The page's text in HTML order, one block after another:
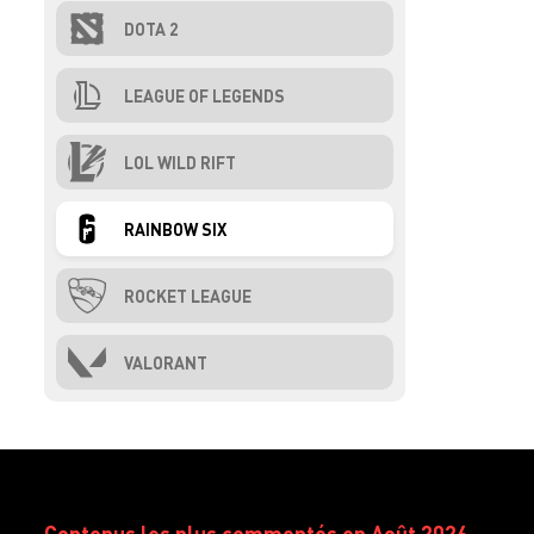
DOTA 2
LEAGUE OF LEGENDS
LOL WILD RIFT
RAINBOW SIX
ROCKET LEAGUE
VALORANT